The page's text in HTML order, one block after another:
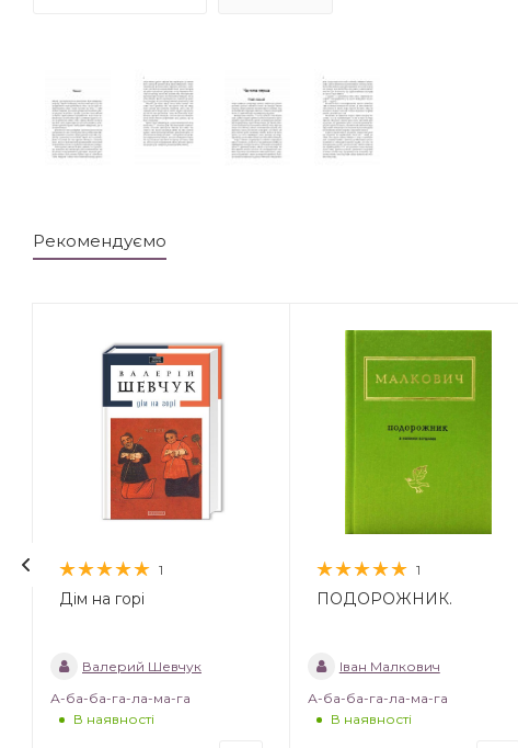
Рекомендуємо
1
Дім на горі
Валерий Шевчук
А-ба-ба-га-ла-ма-га
В наявності
1
ПОДОРОЖНИК.
Іван Малкович
А-ба-ба-га-ла-ма-га
В наявності